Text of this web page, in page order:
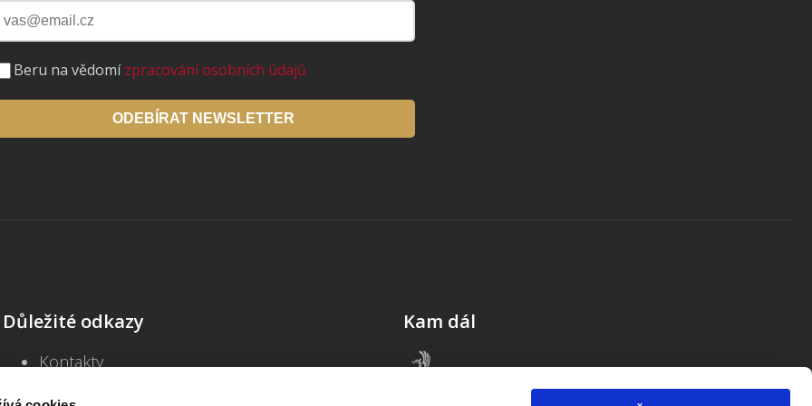
Beru na vědomízpracování osobních údajů
ODEBÍRAT NEWSLETTER
Důležité odkazy
Kontakty
Kam dál